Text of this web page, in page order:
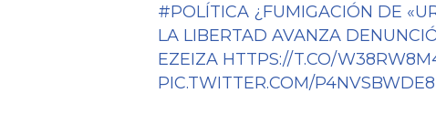
#POLÍTICA¿FUMIGACIÓN DE
LA LIBERTAD AVANZA
EZEIZA HTTPS://T.CO/
PIC.TWITTER.COM/P4NVSBWDE8